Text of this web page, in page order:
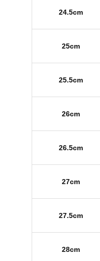
24.5cm
25cm
25.5cm
26cm
26.5cm
27cm
27.5cm
28cm